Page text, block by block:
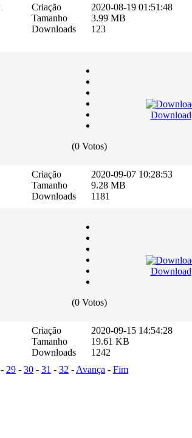
Criação
Tamanho
Downloads
2020-08-19 01:51:48
3.99 MB
123
(0 Votos)
Download
Criação
Tamanho
Downloads
2020-09-07 10:28:53
9.28 MB
1181
(0 Votos)
Download
Criação
Tamanho
Downloads
2020-09-15 14:54:28
19.61 KB
1242
- 29 - 30 - 31 - 32 -Avança - Fim